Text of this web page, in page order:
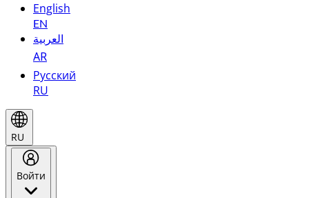
English
EN
العربية
AR
Русский
RU
RU
Войти